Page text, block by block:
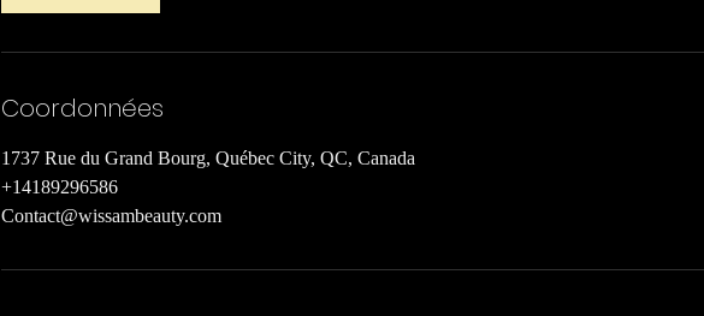
Coordonnées
1737 Rue du Grand Bourg, Québec City, QC, Canada
+14189296586
Contact@wissambeauty.com